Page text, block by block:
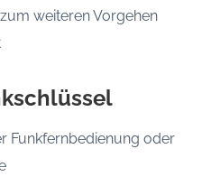
weiteren Vorgehen
Funkfernbedienung oder